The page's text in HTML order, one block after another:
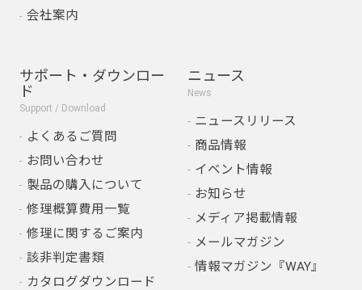
会社案内
サポート・ダウンロー
ド
Support / Download
よくあるご質問
お問い合わせ
製品の購入について
修理概算費用一覧
修理に関するご案内
該非判定書類
カタログダウンロード
ニュース
News
ニュースリリース
商品情報
イベント情報
お知らせ
メディア掲載情報
メールマガジン
情報マガジン『WAY』